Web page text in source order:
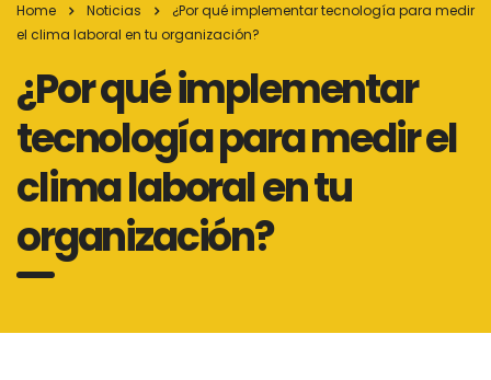
Home Noticias
¿Por qué implementar tecnología para medir
el clima laboral en tu organización?
¿Por qué implementar
tecnología para medir el
clima laboral en tu
organización?